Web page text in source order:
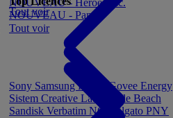
NOUVEAU - Heroes Inc.
NOUVEAU - Panini
Tout voir
Tout voir
Sony SamsungKonix Govee Energy
Sistem Creative Labs
Turtle Beach
Sandisk Verbatim NGS Elgato PNY